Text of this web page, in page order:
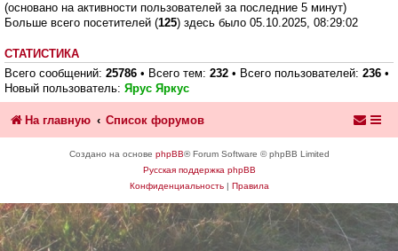
(основано на активности пользователей за последние 5 минут)
Больше всего посетителей (125) здесь было 05.10.2025, 08:29:02
СТАТИСТИКА
Всего сообщений: 25786 • Всего тем: 232 • Всего пользователей: 236 •
Новый пользователь: Ярус Яркус
На главную Список форумов
Создано на основе phpBB® Forum Software © phpBB Limited
Русская поддержка phpBB
Конфиденциальность| Правила